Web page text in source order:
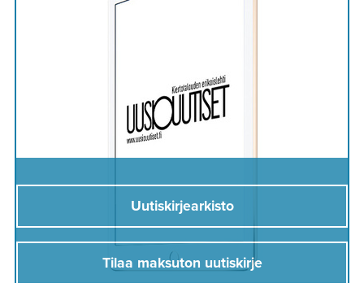
Uutiskirjearkisto
Tilaa maksuton uutiskirje